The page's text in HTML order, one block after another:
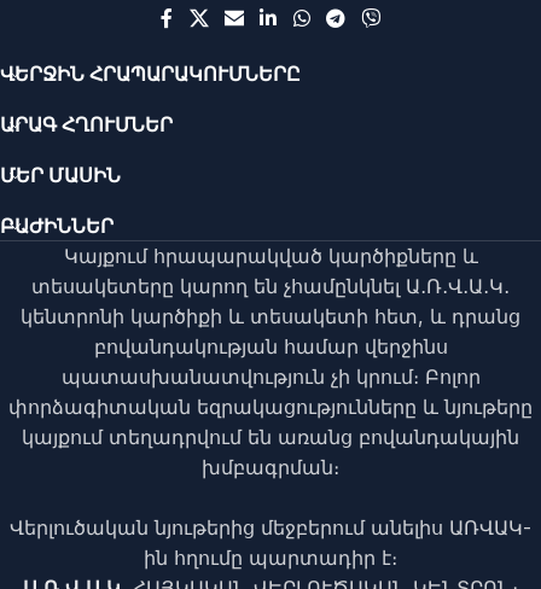
ՎԵՐՋԻՆ ՀՐԱՊԱՐԱԿՈՒՄՆԵՐԸ
ԱՐԱԳ ՀՂՈՒՄՆԵՐ
ՄԵՐ ՄԱՍԻՆ
ԲԱԺԻՆՆԵՐ
Կայքում հրապարակված կարծիքները և
տեսակետերը կարող են չհամընկնել Ա․Ռ․Վ․Ա․Կ․
կենտրոնի կարծիքի և տեսակետի հետ, և դրանց
բովանդակության համար վերջինս
պատասխանատվություն չի կրում։ Բոլոր
փորձագիտական եզրակացությունները և նյութերը
կայքում տեղադրվում են առանց բովանդակային
խմբագրման։
Վերլուծական նյութերից մեջբերում անելիս ԱՌՎԱԿ-
ին հղումը պարտադիր է։